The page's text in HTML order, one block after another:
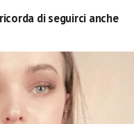
di seguirci anche